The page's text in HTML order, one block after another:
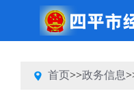
首页>>政务信息